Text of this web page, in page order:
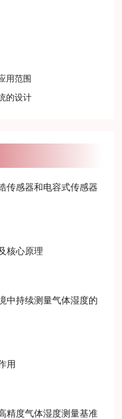
用范围
的设计
传感器和电容式传感器
核心原理
中持续测量气体湿度的
用
精度气体湿度测量基准